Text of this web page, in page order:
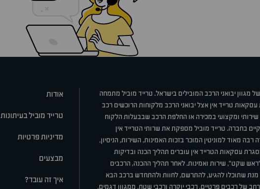
מגוון יבואני הרכב המובילים בישראל. טרייד מוביל מתמחה
טרייד אין אצל יבואני הרכב מלקוחות הרוכשים רכב
ומקצועי במכירה או החלפת הרכב שבבעלות הלקוח
בחברה. טרייד מוביל מספקת את שרותי הטרייד אין
מאוד למוניטין המוכר בזכות האמינות, השירות, הניסיון,
עסקאות הטרייד אין עוברים תהליך הכנה ובדיקות
"ראש שקט", שירות ואמינות. לאחר תהליך ההכנה, הרכבים
מנת שתוכלו להגיע, להתרשם, לחוות ולהתחדש ברכב הבא
של רכבים פרטיים, רכבי יוקרה ורכבי שטח, ממגוון דגמים,
אודות
טרייד מוביל בעיתונות
מדיניות פרטיות
מבצעים
איך זה עובד?